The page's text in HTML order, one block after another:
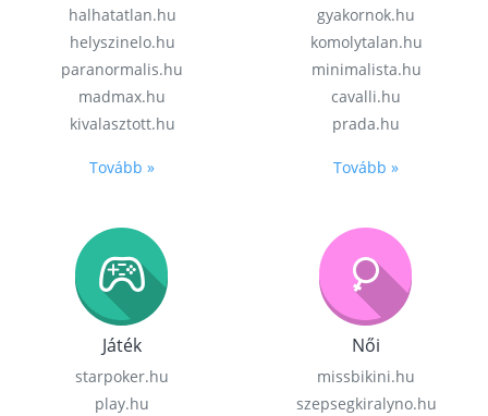
halhatatlan.hu
helyszinelo.hu
paranormalis.hu
madmax.hu
kivalasztott.hu
Tovább »
gyakornok.hu
komolytalan.hu
minimalista.hu
cavalli.hu
prada.hu
Tovább »
Játék
starpoker.hu
play.hu
Női
missbikini.hu
szepsegkiralyno.hu